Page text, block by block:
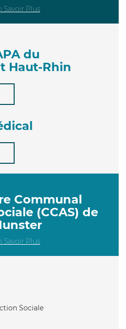
Savoir Plus
du
Haut-Rhin
Communal
(CCAS) de
Savoir Plus
Sociale